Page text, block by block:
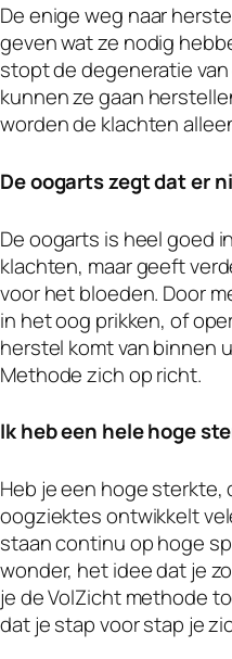
De enige weg naar
geven wat ze nodig
stopt de degeneratie
kunnen ze gaan
worden de klachten
De oogarts zegt dat er
De oogarts is heel goed
klachten, maar geeft
voor het bloeden. Door
in het oog prikken, of
herstel komt van binnen
Methode zich op richt.
Ik heb een hele hoge
Heb je een hoge sterkte,
oogziektes ontwikkelt
staan continu op hoge
wonder, het idee dat je
je de VolZicht methode
dat je stap voor stap je